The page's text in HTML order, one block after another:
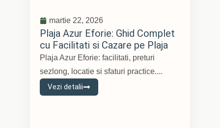
martie 22, 2026
Plaja Azur Eforie: Ghid Complet
cu Facilitati si Cazare pe Plaja
Plaja Azur Eforie: facilitati, preturi
sezlong, locatie si sfaturi practice....
Vezi detalii